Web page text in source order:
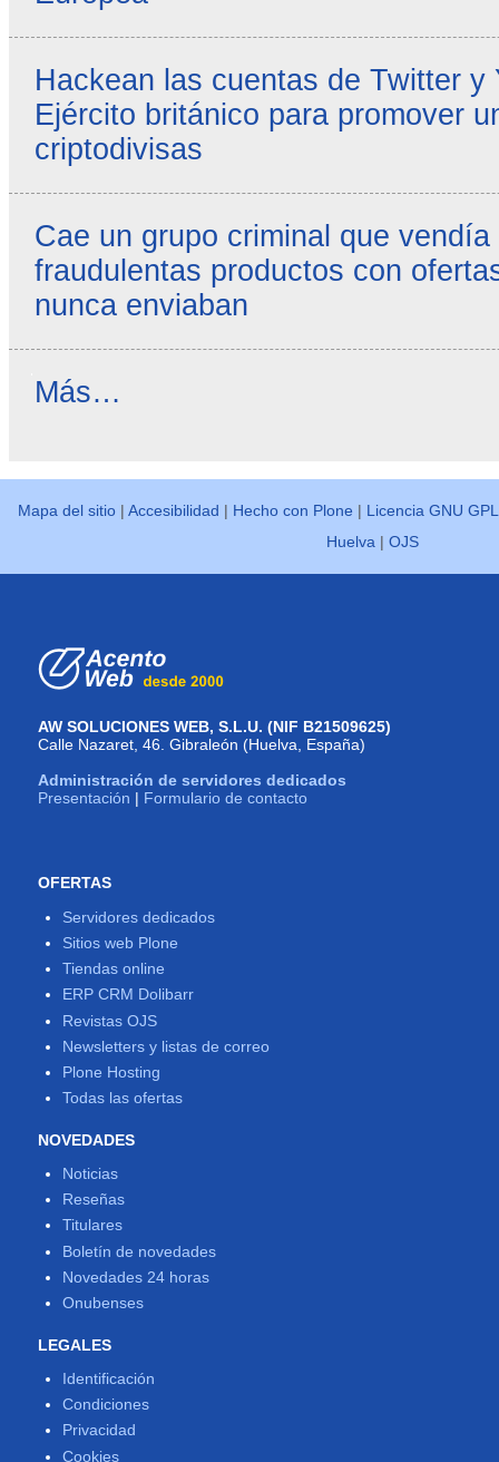
Hackean las cuentas de Twitter y
Ejército británico para promover
criptodivisas
Cae un grupo criminal que
fraudulentas productos con
nunca enviaban
Reseñas
Más…
Mapa del sitio |Accesibilidad | Hecho con Plone | Licencia GNU GPL
Huelva |OJS
AW SOLUCIONES WEB, S.L.U. (NIF B21509625)
Calle Nazaret, 46. Gibraleón (Huelva, España)
Administración de servidores dedicados
Presentación | Formulario de contacto
OFERTAS
Servidores dedicados
Sitios web Plone
Tiendas online
ERP CRM Dolibarr
Revistas OJS
Newsletters y listas de correo
Plone Hosting
Todas las ofertas
NOVEDADES
Noticias
Reseñas
Titulares
Boletín de novedades
Novedades 24 horas
Onubenses
LEGALES
Identificación
Condiciones
Privacidad
Cookies